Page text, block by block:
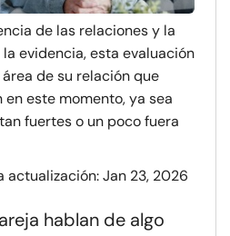
de las relaciones y la
evidencia, esta evaluación
de su relación que
este momento, ya sea
fuertes o un poco fuera
actualización: Jan 23, 2026
hablan de algo